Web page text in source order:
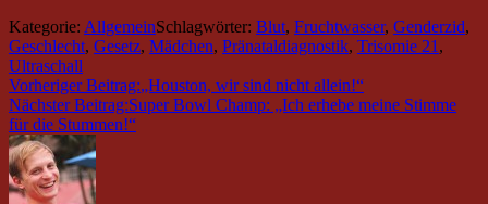
Kategorie: AllgemeinSchlagwörter: Blut, Fruchtwasser, Genderzid,
Geschlecht, Gesetz, Mädchen, Pränataldiagnostik, Trisomie 21 ,
Ultraschall
Vorheriger Beitrag:„Houston, wir sind nicht allein!“
Nächster Beitrag:Super Bowl Champ: „Ich erhebe meine Stimme
für die Stummen!“